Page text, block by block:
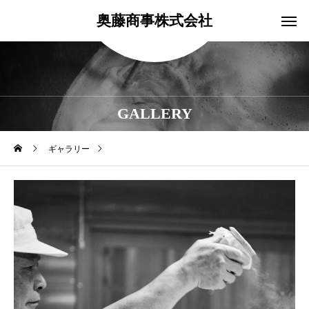
奥藤商事株式会社
GALLERY
ギャラリー